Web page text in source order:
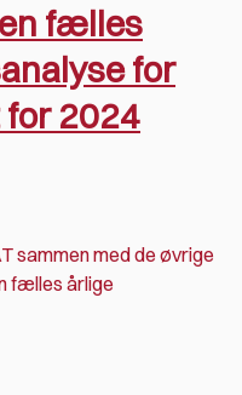
fælles
for
2024
sammen med de øvrige
fælles årlige